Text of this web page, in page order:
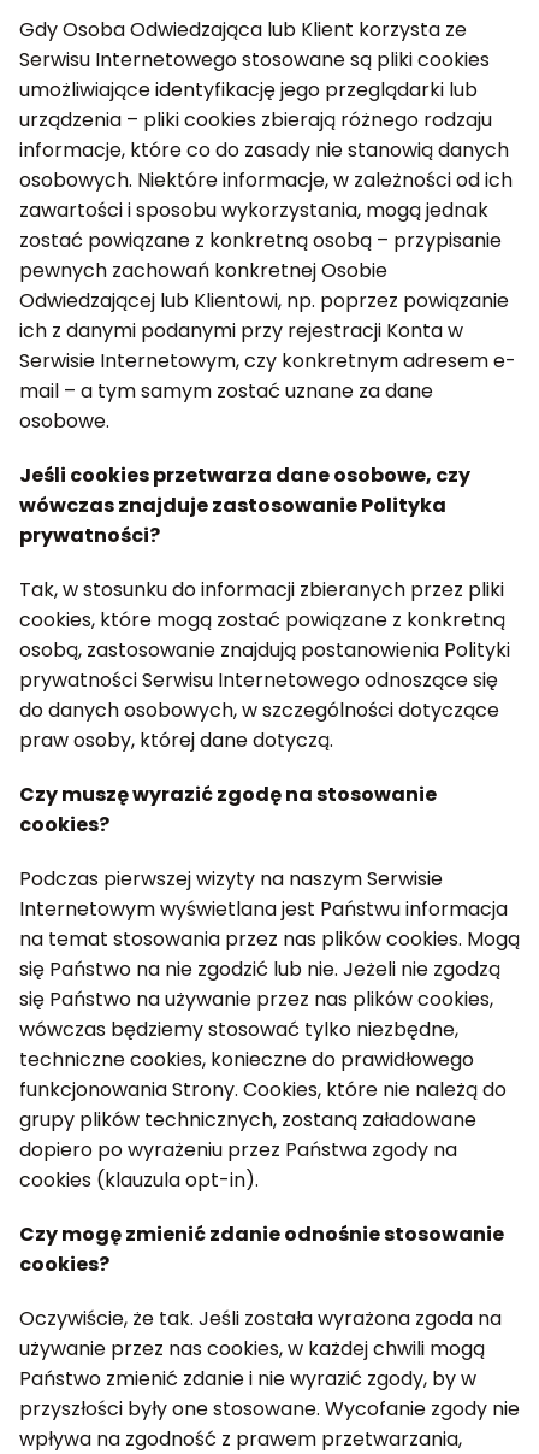
Gdy Osoba Odwiedzająca lub Klient korzysta ze
Serwisu Internetowego stosowane są pliki cookies
umożliwiające identyfikację jego przeglądarki lub
urządzenia – pliki cookies zbierają różnego rodzaju
informacje, które co do zasady nie stanowią danych
osobowych. Niektóre informacje, w zależności od ich
zawartości i sposobu wykorzystania, mogą jednak
zostać powiązane z konkretną osobą – przypisanie
pewnych zachowań konkretnej Osobie
Odwiedzającej lub Klientowi, np. poprzez powiązanie
ich z danymi podanymi przy rejestracji Konta w
Serwisie Internetowym, czy konkretnym adresem e-
mail – a tym samym zostać uznane za dane
osobowe.
Jeśli cookies przetwarza dane osobowe, czy
wówczas znajduje zastosowanie Polityka
prywatności?
Tak, w stosunku do informacji zbieranych przez pliki
cookies, które mogą zostać powiązane z konkretną
osobą, zastosowanie znajdują postanowienia Polityki
prywatności Serwisu Internetowego odnoszące się
do danych osobowych, w szczególności dotyczące
praw osoby, której dane dotyczą.
Czy muszę wyrazić zgodę na stosowanie
cookies?
Podczas pierwszej wizyty na naszym Serwisie
Internetowym wyświetlana jest Państwu informacja
na temat stosowania przez nas plików cookies. Mogą
się Państwo na nie zgodzić lub nie. Jeżeli nie zgodzą
się Państwo na używanie przez nas plików cookies,
wówczas będziemy stosować tylko niezbędne,
techniczne cookies, konieczne do prawidłowego
funkcjonowania Strony. Cookies, które nie należą do
grupy plików technicznych, zostaną załadowane
dopiero po wyrażeniu przez Państwa zgody na
cookies (klauzula opt-in).
Czy mogę zmienić zdanie odnośnie stosowanie
cookies?
Oczywiście, że tak. Jeśli została wyrażona zgoda na
używanie przez nas cookies, w każdej chwili mogą
Państwo zmienić zdanie i nie wyrazić zgody, by w
przyszłości były one stosowane. Wycofanie zgody nie
wpływa na zgodność z prawem przetwarzania,